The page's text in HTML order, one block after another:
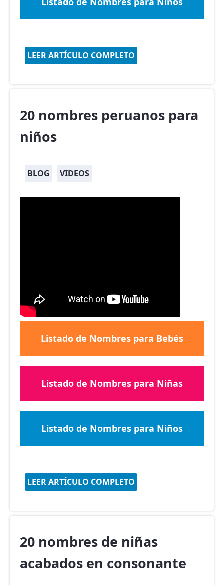
LEER ARTÍCULO COMPLETO
20 nombres peruanos para
niños
BLOG VIDEOS
Listado de Nombres para Bebés
Listado de Nombres para Niñas
Listado de Nombres para Niños
LEER ARTÍCULO COMPLETO
20 nombres de niñas
acabados en consonante